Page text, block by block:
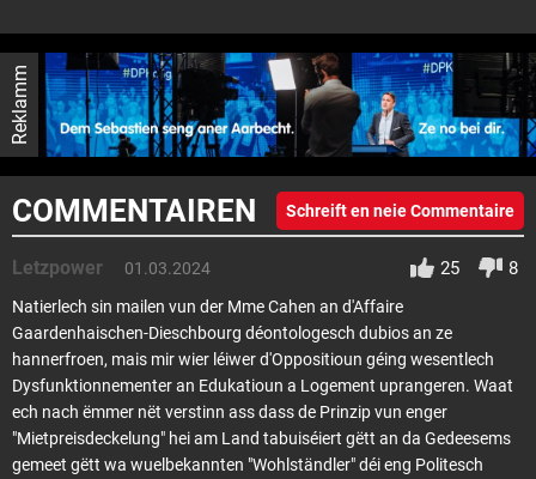
Reklamm
COMMENTAIREN Schreift en neie Commentaire
Letzpower 01.03.2024 25 8
Natierlech sin mailen vun der Mme Cahen an d'Affaire
Gaardenhaischen-Dieschbourg déontologesch dubios an ze
hannerfroen, mais mir wier léiwer d'Oppositioun géing wesentlech
Dysfunktionnementer an Edukatioun a Logement uprangeren. Waat
ech nach ëmmer nët verstinn ass dass de Prinzip vun enger
"Mietpreisdeckelung" hei am Land tabuiséiert gëtt an da Gedeesems
gemeet gëtt wa wuelbekannten "Wohlständler" déi eng Politesch